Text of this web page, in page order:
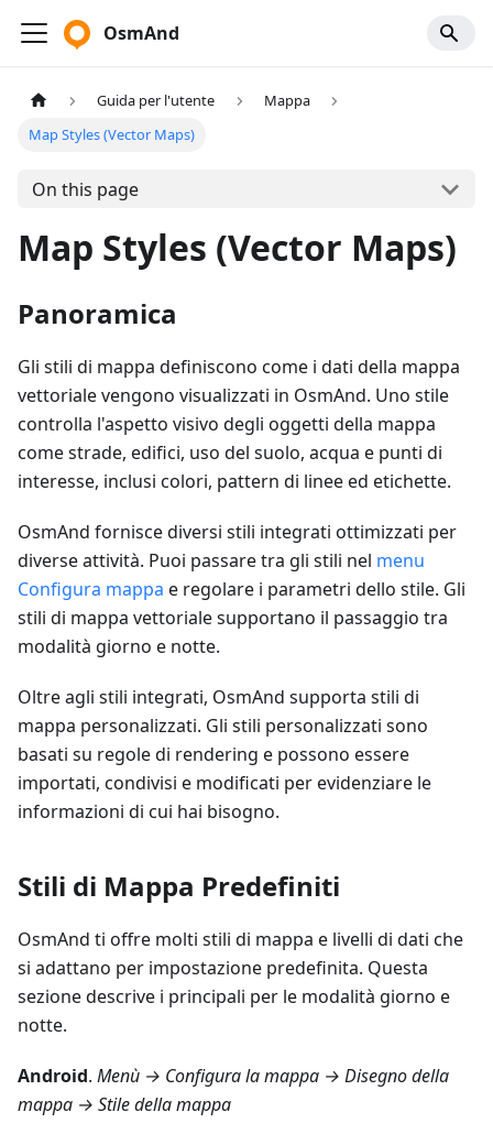
OsmAnd
Guida per l'utente
Mappa
Map Styles (Vector Maps)
On this page
Map Styles (Vector Maps)
Panoramica
Gli stili di mappa definiscono come i dati della mappa
vettoriale vengono visualizzati in OsmAnd. Uno stile
controlla l'aspetto visivo degli oggetti della mappa
come strade, edifici, uso del suolo, acqua e punti di
interesse, inclusi colori, pattern di linee ed etichette.
OsmAnd fornisce diversi stili integrati ottimizzati per
diverse attività. Puoi passare tra gli stili nel menu
Configura mappa e regolare i parametri dello stile. Gli
stili di mappa vettoriale supportano il passaggio tra
modalità giorno e notte.
Oltre agli stili integrati, OsmAnd supporta stili di
mappa personalizzati. Gli stili personalizzati sono
basati su regole di rendering e possono essere
importati, condivisi e modificati per evidenziare le
informazioni di cui hai bisogno.
Stili di Mappa Predefiniti
OsmAnd ti offre molti stili di mappa e livelli di dati che
si adattano per impostazione predefinita. Questa
sezione descrive i principali per le modalità giorno e
notte.
Android. Menù → Configura la mappa → Disegno della
mappa → Stile della mappa